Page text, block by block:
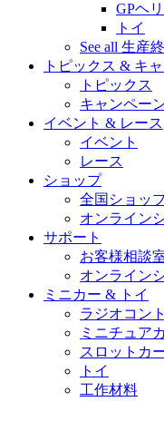
GPヘ
トイ
See all 生産
トピックス & キ
トピックス
キャンペー
イベント & レース
イベント
レース
ショップ
全国ショッ
オンライン
サポート
お客様相談
オンライン
ミニカー & トイ
ラジオコン
ミニチュア
スロットカ
トイ
工作材料